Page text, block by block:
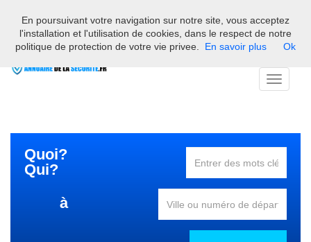
Bienvenue sur l'annuaire des professionnels français de la
sécurité
Toggle
Quoi?
Qui?
à
En poursuivant votre navigation sur notre site, vous acceptez
l'installation et l'utilisation de cookies, dans le respect de notre
politique de protection de votre vie privee.
En savoir plus Ok